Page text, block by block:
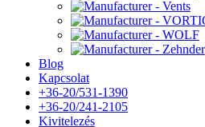
Blog
Kapcsolat
+36-20/531-1390
+36-20/241-2105
Kivitelezés